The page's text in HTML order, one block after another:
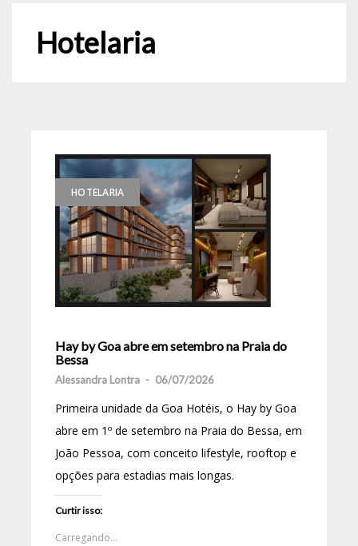
Hotelaria
HOTELARIA
Hay by Goa abre em setembro na Praia do
Bessa
Alessandra Lontra - 06/07/2026
Primeira unidade da Goa Hotéis, o Hay by Goa
abre em 1º de setembro na Praia do Bessa, em
João Pessoa, com conceito lifestyle, rooftop e
opções para estadias mais longas.
Curtir isso:
Carregando...